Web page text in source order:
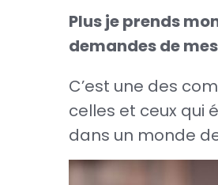
Plus je prends
demandes de
C’est une des
celles et ceux qui
dans un monde